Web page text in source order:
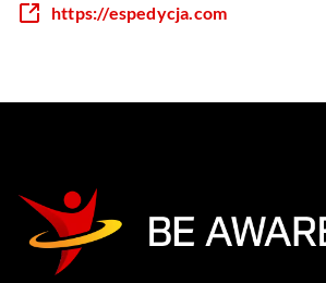
https://espedycja.com